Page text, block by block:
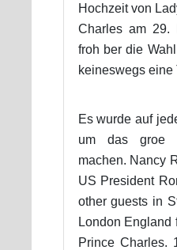
Hochzeit von
Charles am 29.
froh ber die
keineswegs eine
Es wurde auf
um das groe
machen. Nancy
US President
other guests in
London England
Prince Charles.